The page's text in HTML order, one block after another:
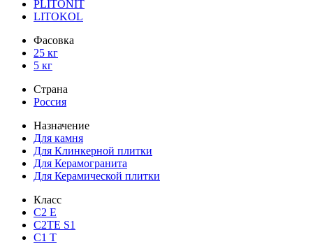
PLITONIT
LITOKOL
Фасовка
25 кг
5 кг
Страна
Россия
Назначение
Для камня
Для Клинкерной плитки
Для Керамогранита
Для Керамической плитки
Класс
С2 Е
C2TE S1
C1 T